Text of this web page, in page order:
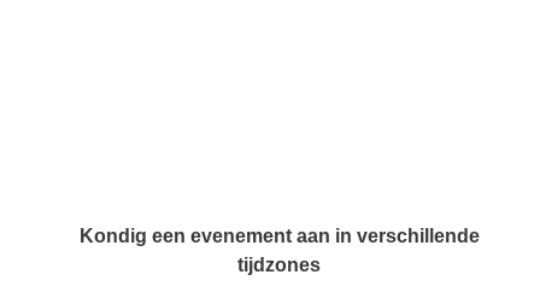
Kondig een evenement aan in verschillende
tijdzones